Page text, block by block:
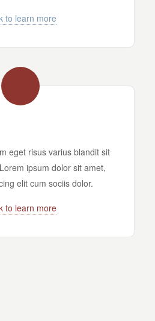
to learn more
eget risus varius blandit sit
ipsum dolor sit amet,
elit cum sociis dolor.
to learn more